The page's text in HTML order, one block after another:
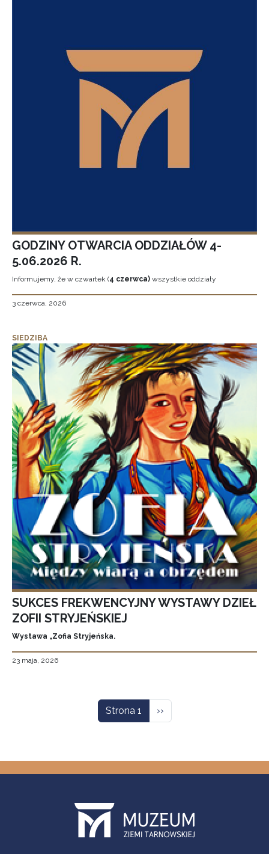
GODZINY OTWARCIA ODDZIAŁÓW 4-
5.06.2026 R.
Informujemy, że w czwartek (4 czerwca) wszystkie oddziały
3 czerwca, 2026
SIEDZIBA
SUKCES FREKWENCYJNY WYSTAWY DZIEŁ
ZOFII STRYJEŃSKIEJ
Wystawa „Zofia Stryjeńska.
23 maja, 2026
Strona 1 Następna strona
››